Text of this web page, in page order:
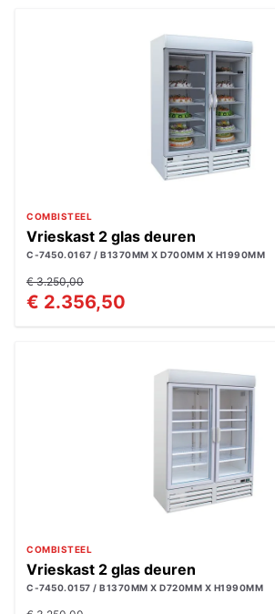
COMBISTEEL
Vrieskast 2 glas deuren
C-7450.0167 / B1370MM X D700MM X H1990MM
€ 3.250,00
€ 2.356,50
COMBISTEEL
Vrieskast 2 glas deuren
C-7450.0157 / B1370MM X D720MM X H1990MM